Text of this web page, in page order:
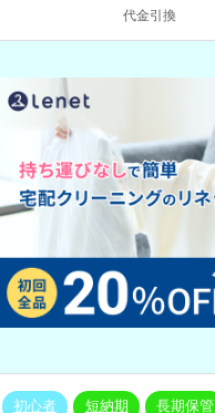
代金引換
初心者 短納期 長期保管